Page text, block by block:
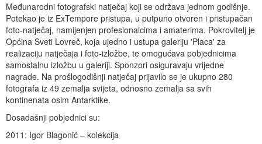
Međunarodni fotografski natječaj koji se održava jednom godišnje.
Potekao je iz ExTempore pristupa, u putpuno otvoren i pristupačan
foto-natječaj, namijenjen profesionalcima i amaterima. Pokrovitelj je
Općina Sveti Lovreč, koja ujedno i ustupa galeriju 'Placa' za
realizaciju natječaja i foto-izložbe, te omogućava pobjednicima
samostalnu izložbu u galeriji. Sponzori osiguravaju vrijedne
nagrade. Na prošlogodišnji natječaj prijavilo se je ukupno 280
fotografa iz 49 zemalja svijeta, odnosno zemalja sa svih
kontinenata osim Antarktike.
Dosadašnji pobjednici su:
2011: Igor Blagonić – kolekcija